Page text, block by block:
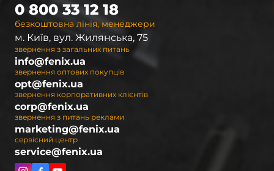
безкоштовна лінія, менеджери
0 800 33 12 18
м. Київ, вул. Жилянська, 75
звернення з загальних питань
info@fenix.ua
звернення оптових покупців
opt@fenix.ua
звернення корпоративних клієнтів
corp@fenix.ua
звернення з питань реклами
marketing@fenix.ua
сервісний центр
service@fenix.ua